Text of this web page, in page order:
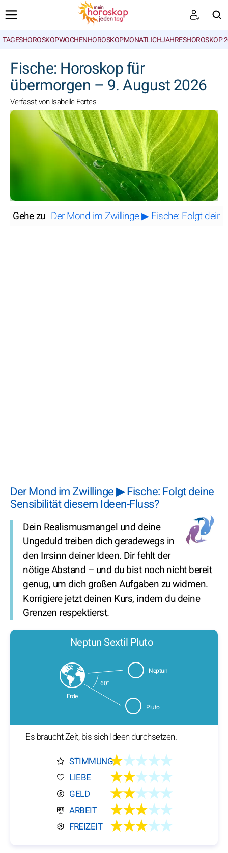
TAGESHOROSKOPWOCHENHOROSKOPMONATLICHJAHRESHOROSKOP
Fische: Horoskop für
übermorgen – 9. August 2026
Verfasst von Isabelle Fortes
Gehe zu Der Mond im Zwillinge ▶ Fische: Folgt
Der Mond im Zwillinge ▶ Fische: Folgt deine
Sensibilität diesem Ideen-Fluss?
Dein Realismusmangel und deine
Ungeduld treiben dich geradewegs in
den Irrsinn deiner Ideen. Dir fehlt der
nötige Abstand – und du bist noch nicht bereit
genug, um dich großen Aufgaben zu widmen.
Korrigiere jetzt deinen Kurs, indem du deine
Grenzen respektierst.
Neptun Sextil Pluto
Erde
Neptun
Pluto
60°
Es braucht Zeit, bis sich Ideen durchsetzen.
STIMMUNG★★★★★
LIEBE ★★★★★
GELD ★★★★★
ARBEIT ★★★★★
FREIZEIT ★★★★★